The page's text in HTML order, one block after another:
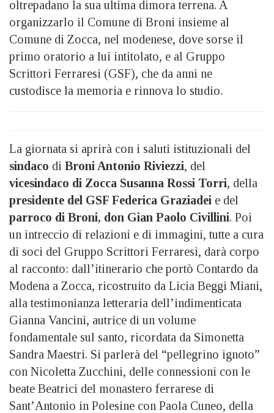
oltrepadano la sua ultima dimora terrena. A
organizzarlo il Comune di Broni insieme al
Comune di Zocca, nel modenese, dove sorse il
primo oratorio a lui intitolato, e al Gruppo
Scrittori Ferraresi (GSF), che da anni ne
custodisce la memoria e rinnova lo studio.
La giornata si aprirà con i saluti istituzionali del
sindaco di Broni Antonio Riviezzi, del
vicesindaco di Zocca Susanna Rossi Torri, della
presidente del GSF Federica Graziadei e del
parroco di Broni, don Gian Paolo Civillini. Poi
un intreccio di relazioni e di immagini, tutte a cura
di soci del Gruppo Scrittori Ferraresi, darà corpo
al racconto: dall’itinerario che portò Contardo da
Modena a Zocca, ricostruito da Licia Beggi Miani,
alla testimonianza letteraria dell’indimenticata
Gianna Vancini, autrice di un volume
fondamentale sul santo, ricordata da Simonetta
Sandra Maestri. Si parlerà del “pellegrino ignoto”
con Nicoletta Zucchini, delle connessioni con le
beate Beatrici del monastero ferrarese di
Sant’Antonio in Polesine con Paola Cuneo, della